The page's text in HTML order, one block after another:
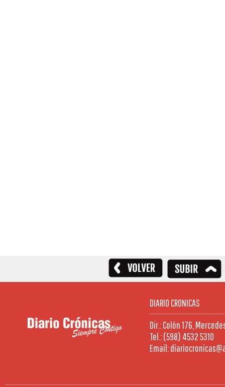
DIARIO CRONICAS
Dir.: Colón 176,
Tel.: (598) 4532 5310
Email: